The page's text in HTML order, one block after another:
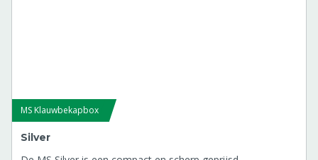
Wielenset tbv Klauwbekapbox Platinum
MS Klauwbekapbox
Silver